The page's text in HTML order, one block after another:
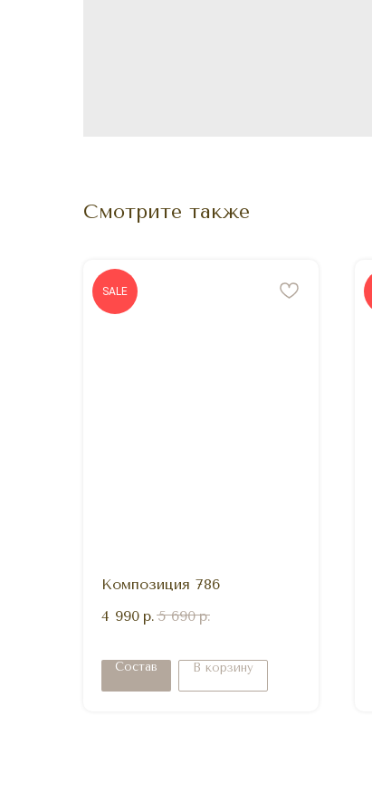
Смотрите также
SALE
Композиция 786
4 990 р. 5 690 р.
Состав В корзину